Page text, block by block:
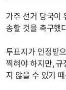
가주 선거 당국이
송할 것을 촉구했
투표지가 인정받
찍혀야 하지만,
지 않을 수 있기